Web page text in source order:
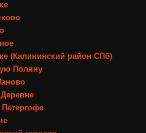
(Калининский район СПб)
Поляну